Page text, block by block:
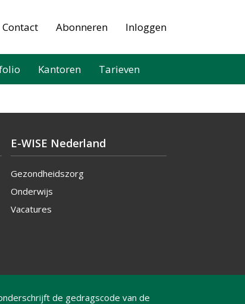
Contact Abonneren Inloggen
Kantoren Tarieven
E-WISE Nederland
Gezondheidszorg
Onderwijs
Vacatures
de gedragscode van de